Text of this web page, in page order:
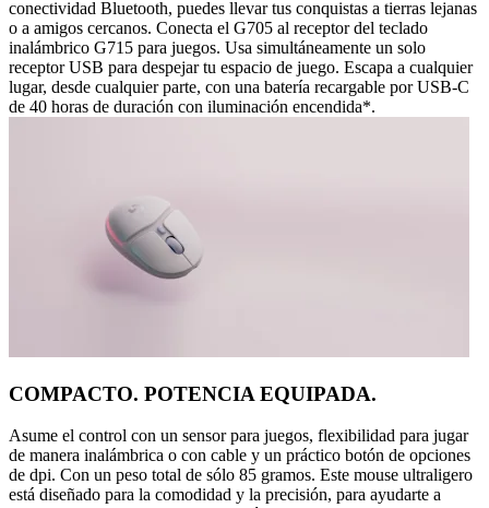
conectividad Bluetooth, puedes llevar tus conquistas a tierras lejanas
o a amigos cercanos. Conecta el G705 al receptor del teclado
inalámbrico G715 para juegos. Usa simultáneamente un solo
receptor USB para despejar tu espacio de juego. Escapa a cualquier
lugar, desde cualquier parte, con una batería recargable por USB-C
de 40 horas de duración con iluminación encendida*.
COMPACTO. POTENCIA EQUIPADA.
Asume el control con un sensor para juegos, flexibilidad para jugar
de manera inalámbrica o con cable y un práctico botón de opciones
de dpi. Con un peso total de sólo 85 gramos. Este mouse ultraligero
está diseñado para la comodidad y la precisión, para ayudarte a